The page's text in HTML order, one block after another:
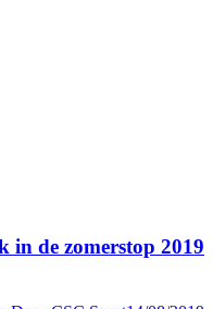
in de zomerstop 2019